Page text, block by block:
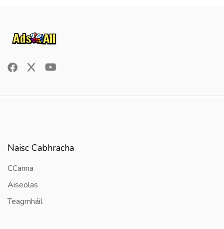
Naisc Cabhracha
CCanna
Aiseolas
Teagmháil